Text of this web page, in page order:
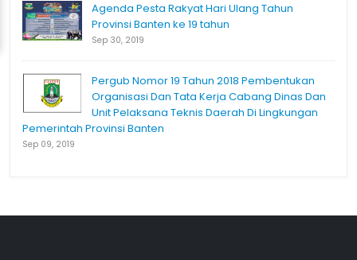
Agenda Pesta Rakyat Hari Ulang Tahun
Provinsi Banten ke 19 tahun
Sep 30, 2019
Pergub Nomor 19 Tahun 2018 Pembentukan
Organisasi Dan Tata Kerja Cabang Dinas Dan
Unit Pelaksana Teknis Daerah Di Lingkungan
Pemerintah Provinsi Banten
Sep 09, 2019